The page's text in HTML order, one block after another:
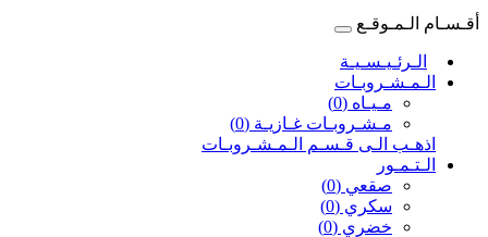
أقـسـام الـمـوقـع
الـرئـيـسـيـة
الـمـشـروبـات
مـيـاه (0)
مـشـروبـات غـازيـة (0)
اذهـب الـى قـسـم الـمـشـروبـات
الـتـمـور
صقعي (0)
سكري (0)
خضري (0)